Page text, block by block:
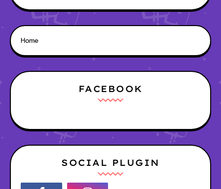
Home
FACEBOOK
SOCIAL PLUGIN